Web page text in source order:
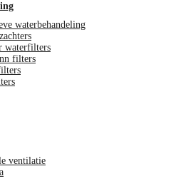
waterbehandeling
waterfilters
filters
ventilatie